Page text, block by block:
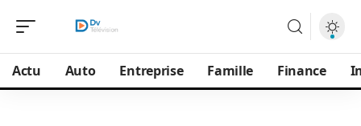
Actu Auto Entreprise Famille Finance